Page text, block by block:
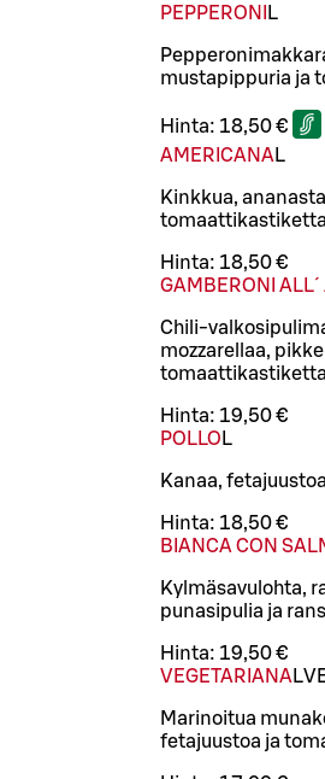
PEPPERONI L
mustapippuria ja
Hinta: 18,50 €
AMERICANAL
Kinkkua,
tomaattikastiketta
Hinta: 18,50 €
GAMBERONI ALL´
Chili-
mozzarellaa,
tomaattikastiketta
Hinta: 19,50 €
POLLO L
Kanaa,
Hinta: 18,50 €
BIANCA CON
Kylmäsavulohta,
punasipulia ja
Hinta: 19,50 €
VEGETARIANAL
Marinoitua
fetajuustoa ja